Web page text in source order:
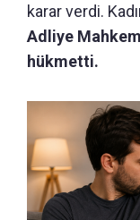
karar verdi.
Adliye
hükmetti.